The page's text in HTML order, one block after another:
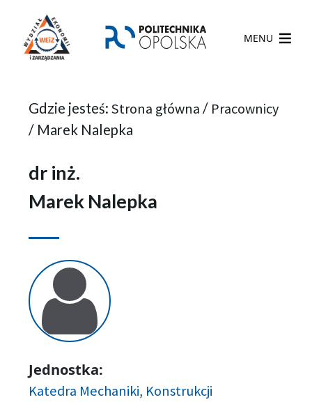
MENU
Gdzie jesteś: Strona główna / Pracownicy
/ Marek Nalepka
dr inż.
Marek Nalepka
Jednostka:
Katedra Mechaniki, Konstrukcji